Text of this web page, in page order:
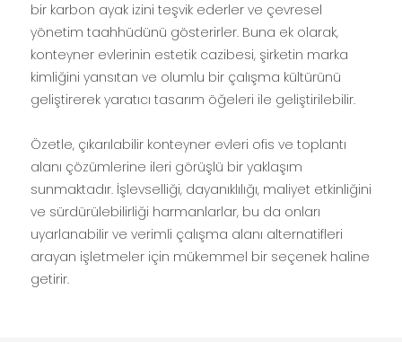
bir karbon ayak izini teşvik ederler ve çevresel
yönetim taahhüdünü gösterirler. Buna ek olarak,
konteyner evlerinin estetik cazibesi, şirketin marka
kimliğini yansıtan ve olumlu bir çalışma kültürünü
geliştirerek yaratıcı tasarım öğeleri ile geliştirilebilir.
Özetle, çıkarılabilir konteyner evleri ofis ve toplantı
alanı çözümlerine ileri görüşlü bir yaklaşım
sunmaktadır. İşlevselliği, dayanıklılığı, maliyet etkinliğini
ve sürdürülebilirliği harmanlarlar, bu da onları
uyarlanabilir ve verimli çalışma alanı alternatifleri
arayan işletmeler için mükemmel bir seçenek haline
getirir.